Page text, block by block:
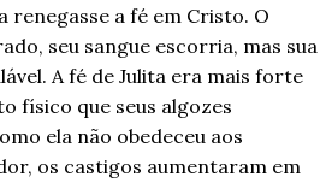
renegasse a fé em Cristo. O
seu sangue escorria, mas sua
A fé de Julita era mais forte
físico que seus algozes
ela não obedeceu aos
os castigos aumentaram em